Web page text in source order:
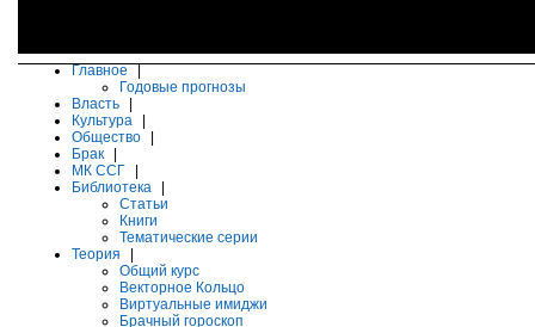
Главное
Годовые прогнозы
Власть
Культура
Общество
Брак
МК ССГ
Библиотека
Статьи
Книги
Тематические серии
Теория
Общий курс
Векторное Кольцо
Виртуальные имиджи
Брачный гороскоп